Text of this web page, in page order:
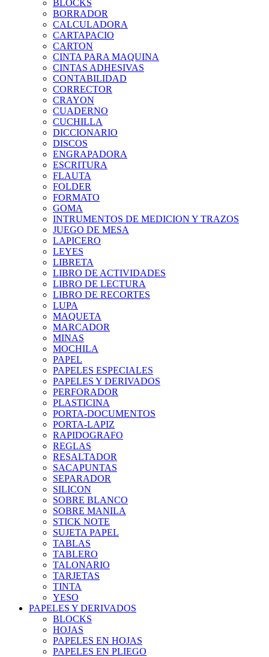
BLOCKS
BORRADOR
CALCULADORA
CARTAPACIO
CARTON
CINTA PARA MAQUINA
CINTAS ADHESIVAS
CONTABILIDAD
CORRECTOR
CRAYON
CUADERNO
CUCHILLA
DICCIONARIO
DISCOS
ENGRAPADORA
ESCRITURA
FLAUTA
FOLDER
FORMATO
GOMA
INTRUMENTOS DE MEDICION Y TRAZOS
JUEGO DE MESA
LAPICERO
LEYES
LIBRETA
LIBRO DE ACTIVIDADES
LIBRO DE LECTURA
LIBRO DE RECORTES
LUPA
MAQUETA
MARCADOR
MINAS
MOCHILA
PAPEL
PAPELES ESPECIALES
PAPELES Y DERIVADOS
PERFORADOR
PLASTICINA
PORTA-DOCUMENTOS
PORTA-LAPIZ
RAPIDOGRAFO
REGLAS
RESALTADOR
SACAPUNTAS
SEPARADOR
SILICON
SOBRE BLANCO
SOBRE MANILA
STICK NOTE
SUJETA PAPEL
TABLAS
TABLERO
TALONARIO
TARJETAS
TINTA
YESO
PAPELES Y DERIVADOS
BLOCKS
HOJAS
PAPELES EN HOJAS
PAPELES EN PLIEGO